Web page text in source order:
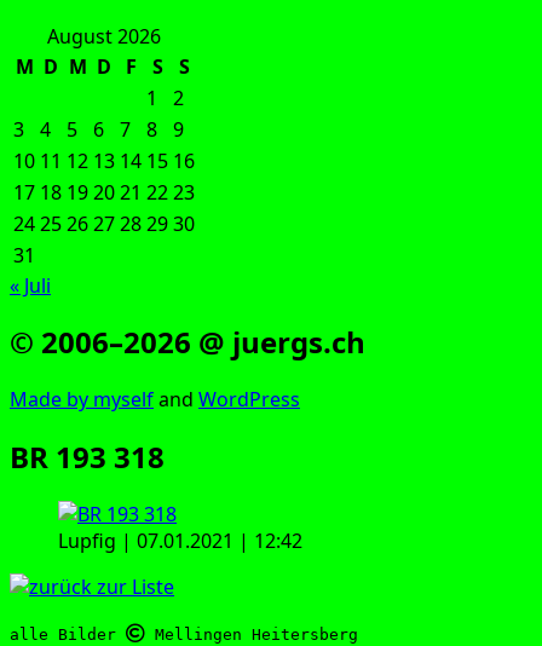
August 2026
M D M D F S
S
1
2
3 4 5 6 7 8 9
10 11 12 13 14 15 16
17 18 192021 2223
24252627282930
31
« Juli
© 2006–2026 @ juergs.ch
Made by mys­elfand Word­Press
BR 193 318
Lup­f­ig | 07.01.2021 | 12:42
alle Bilder Mellingen Heitersberg